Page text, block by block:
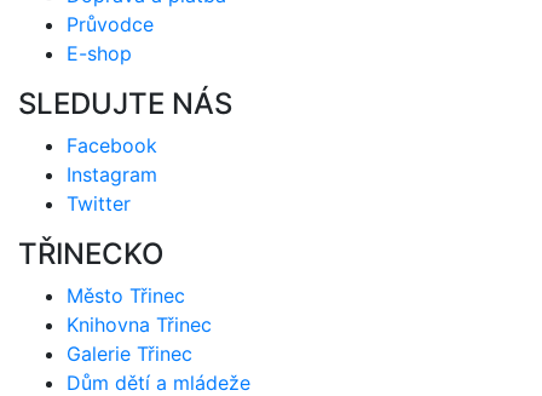
Průvodce
E-shop
SLEDUJTE NÁS
Facebook
Instagram
Twitter
TŘINECKO
Město Třinec
Knihovna Třinec
Galerie Třinec
Dům dětí a mládeže